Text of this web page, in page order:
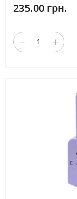
235.00 грн.